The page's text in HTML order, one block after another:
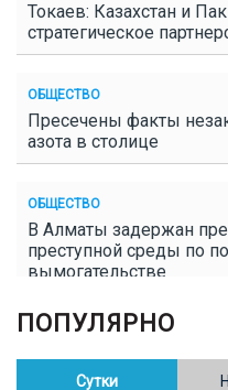
Токаев: Казахстан и
стратегическое
ОБЩЕСТВО
Пресечены факты
азота в столице
ОБЩЕСТВО
В Алматы задержан
преступной среды по
вымогательстве
ОБЩЕСТВО
Полицейские
конопли в Таразе
ПОПУЛЯРНО
Сутки